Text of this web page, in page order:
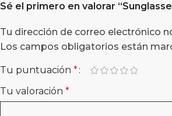
Sé el primero en valorar “
Tu dirección de correo electrónico
Los campos obligatorios están
Tu puntuación *
Tu valoración *